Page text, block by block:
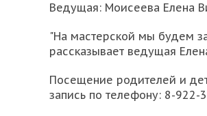
Ведущая: Моисеева Елена
"На мастерской мы будем
рассказывает ведущая
Посещение родителей и
запись по телефону: 8-922-